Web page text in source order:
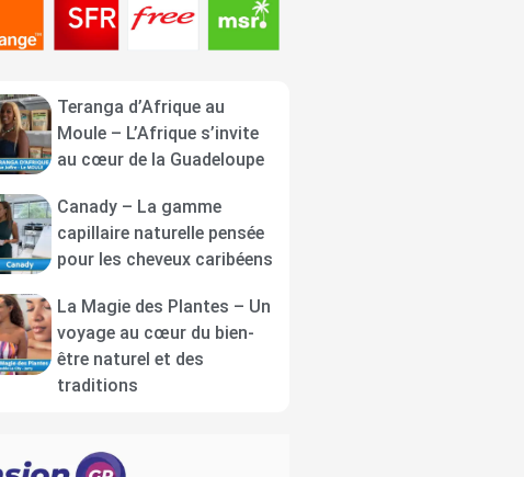
Teranga d’Afrique au
Moule – L’Afrique s’invite
au cœur de la Guadeloupe
Canady – La gamme
capillaire naturelle pensée
pour les cheveux caribéens
La Magie des Plantes – Un
voyage au cœur du bien-
être naturel et des
traditions